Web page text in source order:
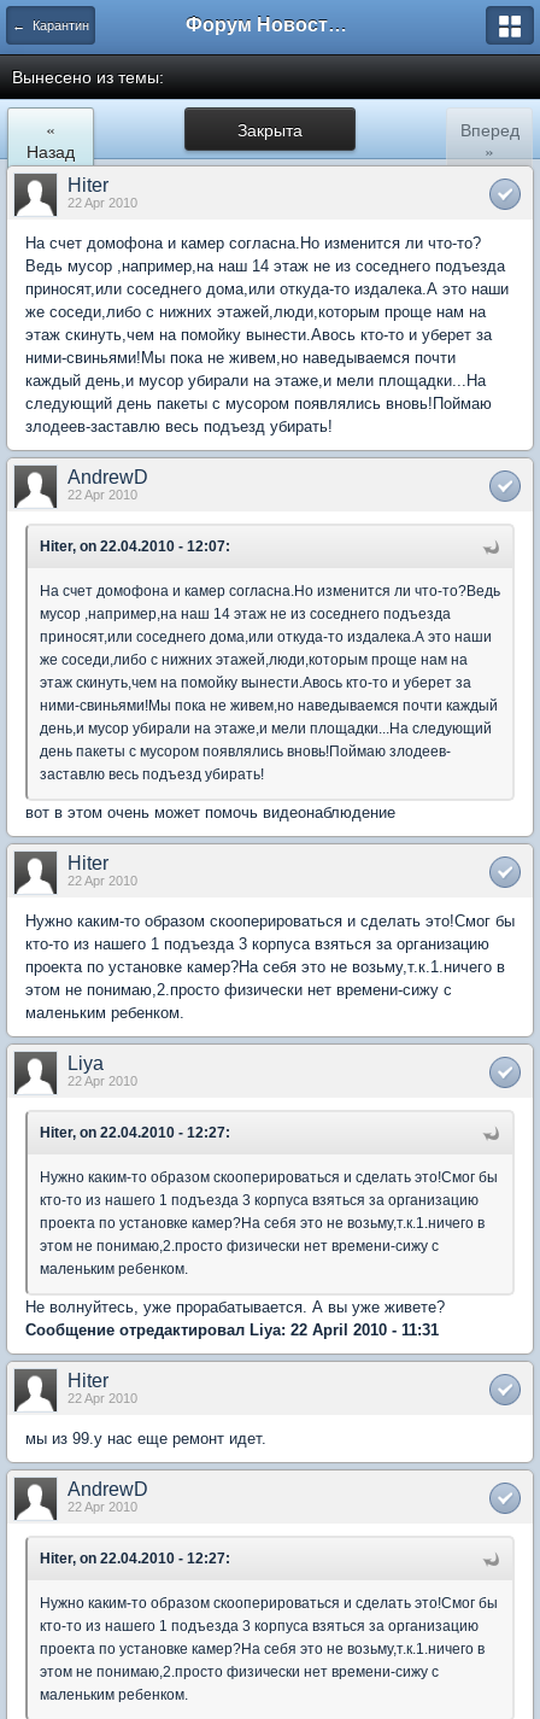
← Карантин Форум Новостройки
Вынесено из темы:
Закрыта
«
Назад
Вперед
»
Hiter
22 Apr 2010
На счет домофона и камер согласна.Но изменится ли что-то?
Ведь мусор ,например,на наш 14 этаж не из соседнего подъезда
приносят,или соседнего дома,или откуда-то издалека.А это наши
же соседи,либо с нижних этажей,люди,которым проще нам на
этаж скинуть,чем на помойку вынести.Авось кто-то и уберет за
ними-свиньями!Мы пока не живем,но наведываемся почти
каждый день,и мусор убирали на этаже,и мели площадки...На
следующий день пакеты с мусором появлялись вновь!Поймаю
злодеев-заставлю весь подъезд убирать!
AndrewD
22 Apr 2010
Hiter, on 22.04.2010 - 12:07:
На счет домофона и камер согласна.Но изменится ли что-то?Ведь
мусор ,например,на наш 14 этаж не из соседнего подъезда
приносят,или соседнего дома,или откуда-то издалека.А это наши
же соседи,либо с нижних этажей,люди,которым проще нам на
этаж скинуть,чем на помойку вынести.Авось кто-то и уберет за
ними-свиньями!Мы пока не живем,но наведываемся почти каждый
день,и мусор убирали на этаже,и мели площадки...На следующий
день пакеты с мусором появлялись вновь!Поймаю злодеев-
заставлю весь подъезд убирать!
вот в этом очень может помочь видеонаблюдение
Hiter
22 Apr 2010
Нужно каким-то образом скооперироваться и сделать это!Смог бы
кто-то из нашего 1 подъезда 3 корпуса взяться за организацию
проекта по установке камер?На себя это не возьму,т.к.1.ничего в
этом не понимаю,2.просто физически нет времени-сижу с
маленьким ребенком.
Liya
22 Apr 2010
Hiter, on 22.04.2010 - 12:27:
Нужно каким-то образом скооперироваться и сделать это!Смог бы
кто-то из нашего 1 подъезда 3 корпуса взяться за организацию
проекта по установке камер?На себя это не возьму,т.к.1.ничего в
этом не понимаю,2.просто физически нет времени-сижу с
маленьким ребенком.
Не волнуйтесь, уже прорабатывается. А вы уже живете?
Сообщение отредактировал Liya: 22 April 2010 - 11:31
Hiter
22 Apr 2010
мы из 99.у нас еще ремонт идет.
AndrewD
22 Apr 2010
Hiter, on 22.04.2010 - 12:27:
Нужно каким-то образом скооперироваться и сделать это!Смог бы
кто-то из нашего 1 подъезда 3 корпуса взяться за организацию
проекта по установке камер?На себя это не возьму,т.к.1.ничего в
этом не понимаю,2.просто физически нет времени-сижу с
маленьким ребенком.